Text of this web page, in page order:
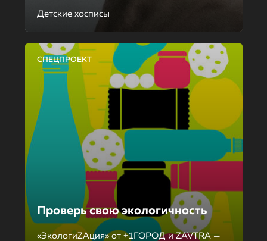
Детские хосписы
СПЕЦПРОЕКТ
Проверь свою экологичность
«ЭкологиZAция» от +1ГОРОД и ZAVTRA —